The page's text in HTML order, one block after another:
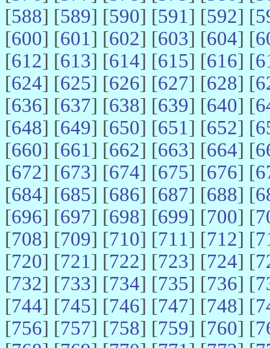
[588] [589] [590] [591] [592] [
[600] [601] [602] [603] [604] [
[612] [613] [614] [615] [616] [
[624] [625] [626] [627] [628] [
[636] [637] [638] [639] [640] [
[648] [649] [650] [651] [652] [
[660] [661] [662] [663] [664] [
[672] [673] [674] [675] [676] [
[684] [685] [686] [687] [688] [
[696] [697] [698] [699] [700] [
[708] [709] [710] [711] [712] [
[720] [721] [722] [723] [724] [
[732] [733] [734] [735] [736] [
[744] [745] [746] [747] [748] [
[756] [757] [758] [759] [760] [